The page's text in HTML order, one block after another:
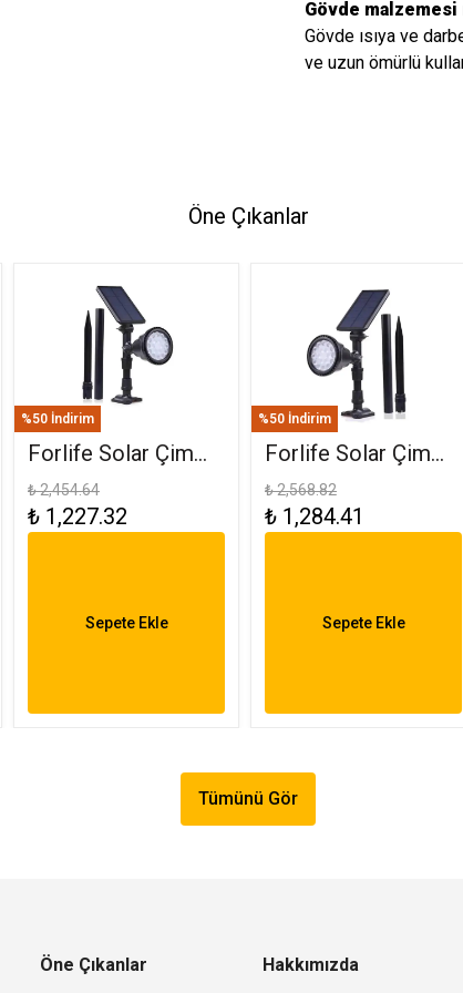
Gövde malzemesi
Gövde ısıya ve
ve uzun ömürlü
Öne Çıkanlar
%50 İndirim
Forlife Solar Çim
Saplama 30W
Amber FL-3121
₺ 2,454.64
₺ 1,227.32
Sepete Ekle
%50 İndirim
Forlife Solar Çim
Armatürü 30W RGB
FL-3121 R
₺ 2,568.82
₺ 1,284.41
Sepete Ekle
Tümünü Gör
Öne Çıkanlar Hakkımızda